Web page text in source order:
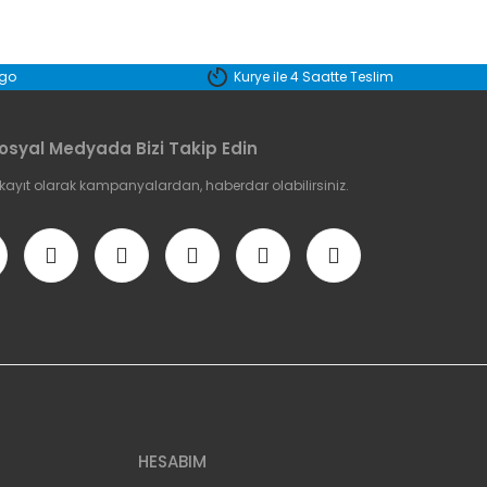
Kurye ile 4 Saatte Teslim
Medyada Bizi Takip Edin
olarak kampanyalardan, haberdar olabilirsiniz.
HESABIM